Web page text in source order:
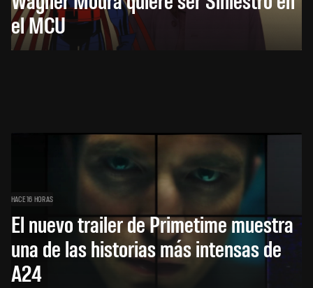
el MCU
HACE 16 HORAS
El nuevo trailer de Primetime muestra
una de las historias más intensas de
A24